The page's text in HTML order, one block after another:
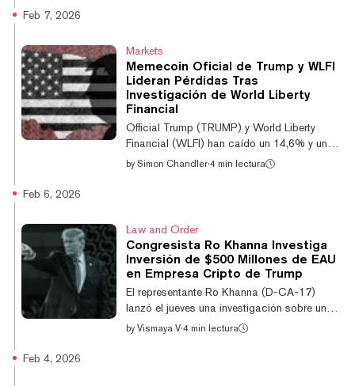
entre los 50 altcoins principales por
capitalización de mercado. Otros tokens
como Hyperliquid y World Liberty Financial
siguieron su ejemplo, rebotando un 8,9% y
un 7,6% respectivamente, según datos del
agrega...
Feb 7, 2026
Markets
Memecoin Oficial de Trump y WLFI
Lideran Pérdidas Tras
Investigación de World Liberty
Financial
Official Trump (TRUMP) y World Liberty
Financial (WLFI) han caído un 14,6% y un
10,8% en las últimas 24 horas, mientras el
del 24,7% en una semana, una caída del
37,7% en un mes y un colapso del 95%
desde que la memecoin vinculada a Trump
alcanzó un máximo histórico de $37,43 en
enero del año pasado, según datos de
CoinGecko. Mientras tanto,...
by Simon Chandler·4 min lectura
Feb 6, 2026
Law and Order
Congresista Ro Khanna Investiga
Inversión de $500 Millones de EAU
en Empresa Cripto de Trump
El representante Ro Khanna (D-CA-17)
lanzó el jueves una investigación sobre una
inversión de $500 millones por parte de un
by Vismaya V·4 min lectura
Feb 4, 2026